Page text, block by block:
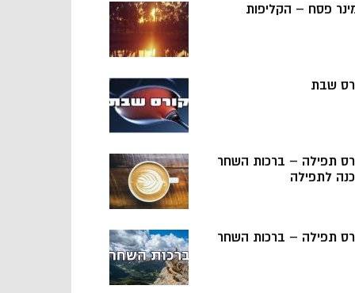
פסח – הקליפות
שבת
תפילה – ברכות השחר
לתפילה
תפילה – ברכות השחר